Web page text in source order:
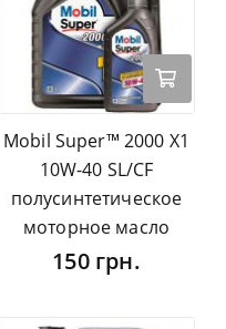
Mobil Super™ 2000 X1
10W-40 SL/CF
полусинтетическое
моторное масло
150 грн.